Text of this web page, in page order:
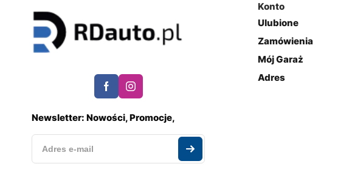
Newsletter: Nowości, Promocje,
Konto
Ulubione
Zamówienia
Mój Garaż
Adres